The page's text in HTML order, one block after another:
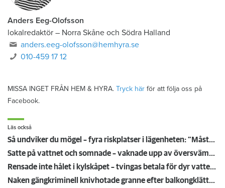
Anders Eeg-Olofsson
lokalredaktör – Norra Skåne och Södra Halland
anders.eeg-olofsson@hemhyra.se
010-459 17 12
MISSA INGET FRÅN HEM & HYRA. Tryck här för att följa oss på
Facebook.
Läs också
Så undviker du mögel – fyra riskplatser i lägenheten: ”Måste städa bort”
Satte på vattnet och somnade – vaknade upp av översvämning hos grannen
Rensade inte hålet i kylskåpet – tvingas betala för dyr vattenskada
Naken gängkriminell knivhotade granne efter balkongklättring